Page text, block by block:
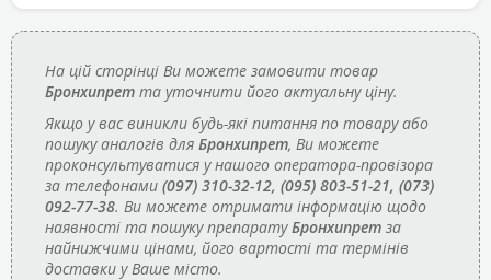
На цій сторінці Ви можете замовити товар
Бронхипрет та уточнити його актуальну ціну.
Якщо у вас виникли будь-які питання по товару або
пошуку аналогів для Бронхипрет, Ви можете
проконсультуватися у нашого оператора-провізора
за телефонами (097) 310-32-12, (095) 803-51-21, (073)
092-77-38. Ви можете отримати інформацію щодо
наявності та пошуку препаратуБронхипрет за
найнижчими цінами, його вартості та термінів
доставки у Ваше місто.